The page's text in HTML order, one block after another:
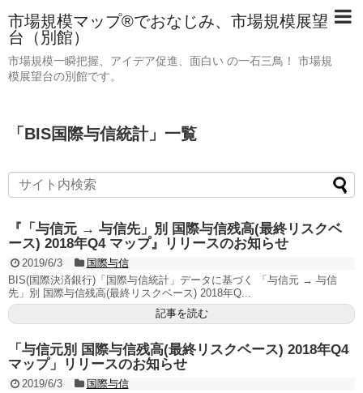
市場規模マップ®でおなじみ、市場規模展望
台（別館）
市場規模一瞬把握、アイデア促進、面白い の一石三鳥！ 市場規
模展望台の別館です。
「 BIS国際与信統計」 一覧
『「与信元 → 与信先」別 国際与信残高(最終リスクベ
ース) 2018年Q4 マップ』リリースのお知らせ
2019/6/3
国際与信
BIS(国際決済銀行)「国際与信統計」データに基づく 「与信元 → 与信
先」別 国際与信残高(最終リスクベース) 2018年Q...
記事を読む
「与信元別 国際与信残高(最終リスクベース) 2018年Q4
マップ」リリースのお知らせ
2019/6/3
国際与信